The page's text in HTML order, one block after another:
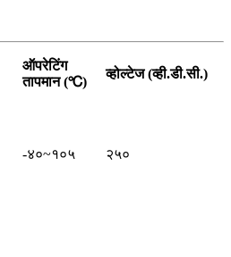
ऑपरेटिंग
तापमान (℃)
व्होल्टेज (व्ही.डी.सी.)
-४०~१०५ २५०